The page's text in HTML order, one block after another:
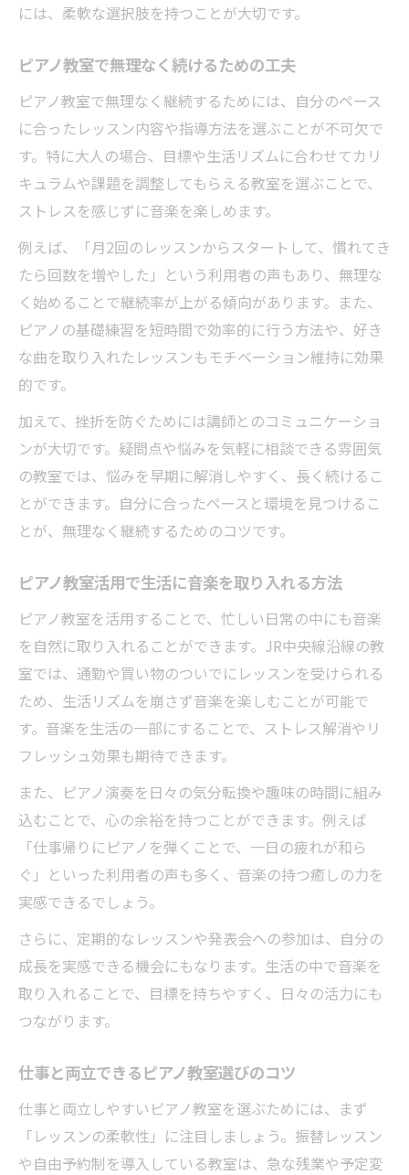
には、柔軟な選択肢を持つことが大切です。
ピアノ教室で無理なく続けるための工夫
ピアノ教室で無理なく継続するためには、自分のペース
に合ったレッスン内容や指導方法を選ぶことが不可欠で
す。特に大人の場合、目標や生活リズムに合わせてカリ
キュラムや課題を調整してもらえる教室を選ぶことで、
ストレスを感じずに音楽を楽しめます。
例えば、「月2回のレッスンからスタートして、慣れてき
たら回数を増やした」という利用者の声もあり、無理な
く始めることで継続率が上がる傾向があります。また、
ピアノの基礎練習を短時間で効率的に行う方法や、好き
な曲を取り入れたレッスンもモチベーション維持に効果
的です。
加えて、挫折を防ぐためには講師とのコミュニケーショ
ンが大切です。疑問点や悩みを気軽に相談できる雰囲気
の教室では、悩みを早期に解消しやすく、長く続けるこ
とができます。自分に合ったペースと環境を見つけるこ
とが、無理なく継続するためのコツです。
ピアノ教室活用で生活に音楽を取り入れる方法
ピアノ教室を活用することで、忙しい日常の中にも音楽
を自然に取り入れることができます。JR中央線沿線の教
室では、通勤や買い物のついでにレッスンを受けられる
ため、生活リズムを崩さず音楽を楽しむことが可能で
す。音楽を生活の一部にすることで、ストレス解消やリ
フレッシュ効果も期待できます。
また、ピアノ演奏を日々の気分転換や趣味の時間に組み
込むことで、心の余裕を持つことができます。例えば
「仕事帰りにピアノを弾くことで、一日の疲れが和ら
ぐ」といった利用者の声も多く、音楽の持つ癒しの力を
実感できるでしょう。
さらに、定期的なレッスンや発表会への参加は、自分の
成長を実感できる機会にもなります。生活の中で音楽を
取り入れることで、目標を持ちやすく、日々の活力にも
つながります。
仕事と両立できるピアノ教室選びのコツ
仕事と両立しやすいピアノ教室を選ぶためには、まず
「レッスンの柔軟性」に注目しましょう。振替レッスン
や自由予約制を導入している教室は、急な残業や予定変